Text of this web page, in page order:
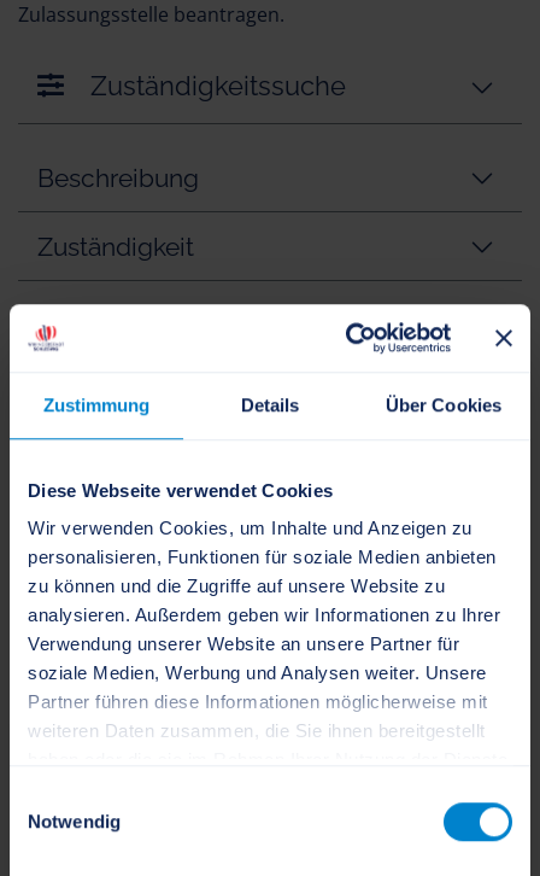
Zustimmung Details Über Cookies
Diese Webseite verwendet Cookies
Wir verwenden Cookies, um Inhalte und Anzeigen zu
personalisieren, Funktionen für soziale Medien anbieten
zu können und die Zugriffe auf unsere Website zu
analysieren. Außerdem geben wir Informationen zu Ihrer
Verwendung unserer Website an unsere Partner für
soziale Medien, Werbung und Analysen weiter. Unsere
Partner führen diese Informationen möglicherweise mit
weiteren Daten zusammen, die Sie ihnen bereitgestellt
Notwendig
Zulassungsstelle beantragen.
Zuständigkeitssuche
Beschreibung
Zuständigkeit
Fristen
Rechtsgrundlage
verwandte Vorgänge
Ansprechpartner